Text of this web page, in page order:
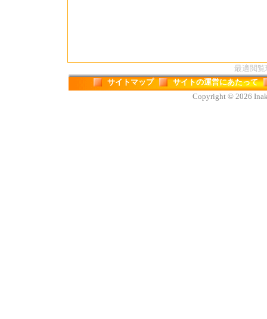
最適閲覧
サイトマップ
サイトの運営にあたって
Copyright © 2026